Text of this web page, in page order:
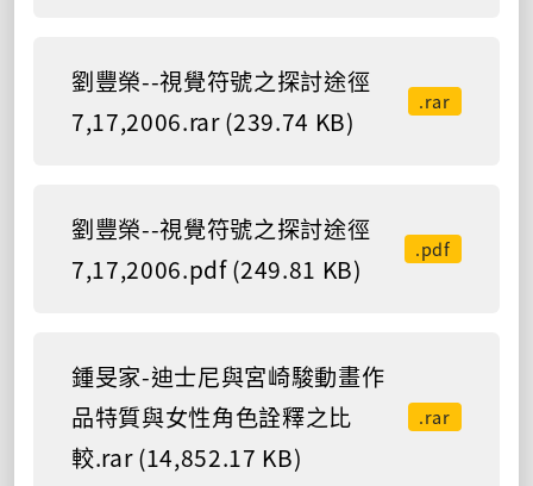
劉豐榮--視覺符號之探討途徑
7,17,2006.rar (239.74 KB)
.rar
劉豐榮--視覺符號之探討途徑
7,17,2006.pdf (249.81 KB)
.pdf
鍾旻家-迪士尼與宮崎駿動畫作
品特質與女性角色詮釋之比
較.rar (14,852.17 KB)
.rar